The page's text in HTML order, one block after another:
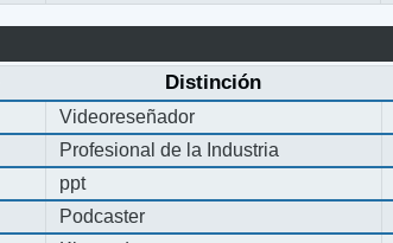
Distinción
Videoreseñador
Profesional de la Industria
ppt
Podcaster